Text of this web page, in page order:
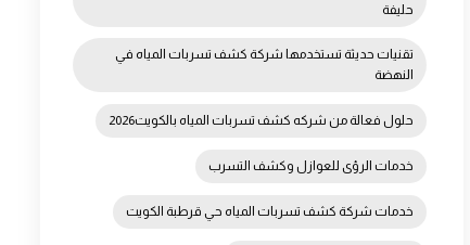
حليفة
تقنيات حديثة تستخدمها شركة كشف تسربات المياه في
النهضة
حلول فعالة من شركه كشف تسربات المياه بالكويت2026
خدمات الرؤى للعوازل وكشف التسرب
خدمات شركة كشف تسربات المياه حي قرطبة الكويت